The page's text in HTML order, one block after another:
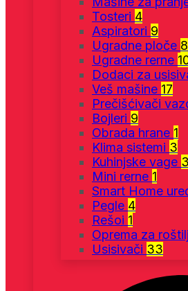
Tosteri 4
Aspiratori 9
Ugradne ploče 8
Ugradne rerne
Dodaci za
Veš mašine 17
Prečišćivači
Bojleri 9
Obrada hrane 1
Klima sistemi 3
Kuhinjske vage 3
Mini rerne 1
Smart Home
Pegle 4
Rešoi 1
Oprema za roštilj
Usisivači 33